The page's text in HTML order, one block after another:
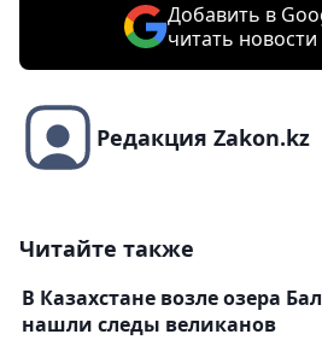
Добавить в
читать
Редакция Zakon.kz
Читайте также
В Казахстане возле озера
нашли следы великанов